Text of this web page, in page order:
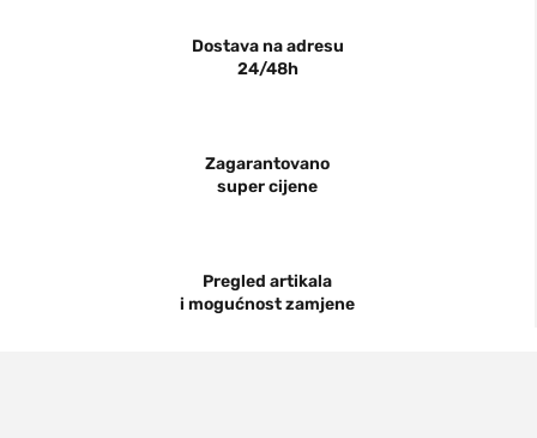
Dostava na adresu
24/48h
Zagarantovano
super cijene
Pregled artikala
i mogućnost zamjene